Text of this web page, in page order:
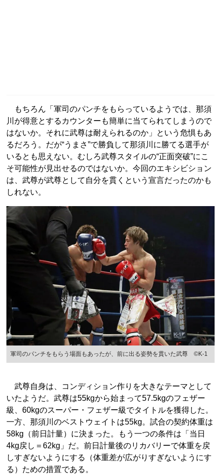
もちろん「軍司のパンチをもらっているようでは、那須
川が得意とするカウンターも簡単に当てられてしまうので
はないか。それに武尊は耐えられるのか」という危惧もあ
るだろう。だが“うまさ”で勝負して那須川に勝てる選手が
いるとも思えない。むしろ武尊スタイルの“正面突破”にこ
そ可能性が見出せるのではないか。今回のエキシビション
は、武尊が武尊として自分を貫くという宣言だったのかも
しれない。
軍司のパンチをもらう場面もあったが、前に出る姿勢を貫いた武尊 ©K-1
武尊自身は、コンディション作りを大きなテーマとして
いたようだ。武尊は55kgから始まって57.5kgのフェザー
級、60kgのスーパー・フェザー級でタイトルを獲得した。
一方、那須川のベストウェイトは55kg。試合の契約体重は
58kg（前日計量）に決まった。もう一つの条件は「当日
4kg戻し＝62kg」だ。前日計量後のリカバリーで体重を戻
しすぎないようにする（体重差が広がりすぎないようにす
る）ための措置である。